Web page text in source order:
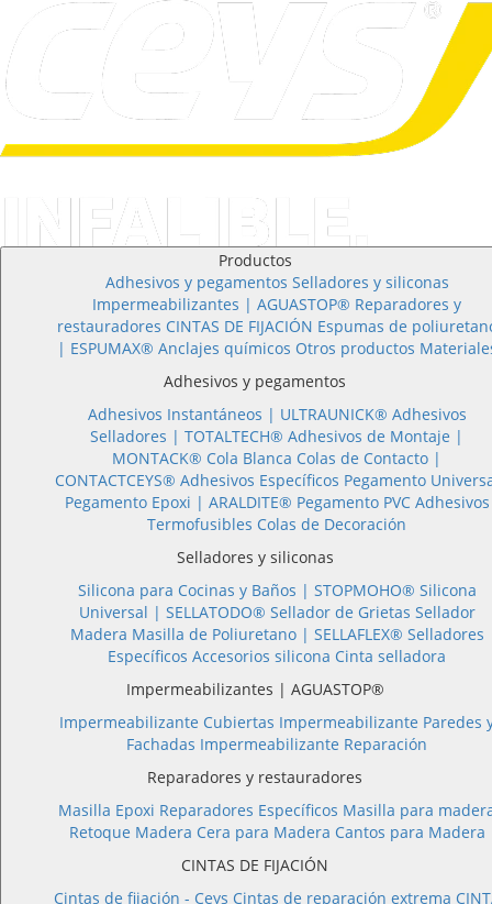
Productos
Adhesivos y pegamentos Selladores y siliconas
Impermeabilizantes | AGUASTOP® Reparadores y
restauradores CINTAS DE FIJACIÓN Espumas de
| ESPUMAX® Anclajes químicos Otros productos
Adhesivos y pegamentos
Adhesivos Instantáneos | ULTRAUNICK® Adhesivos
Selladores | TOTALTECH®
Adhesivos de Montaje |
MONTACK® Cola Blanca
Colas de Contacto |
CONTACTCEYS® Adhesivos Específicos Pegamento
Pegamento Epoxi | ARALDITE® Pegamento PVC Adhesivos
Termofusibles Colas de Decoración
Selladores y siliconas
Silicona para Cocinas y Baños | STOPMOHO® Silicona
Universal | SELLATODO® Sellador de Grietas Sellador
Madera
Masilla de Poliuretano | SELLAFLEX® Selladores
Específicos Accesorios silicona Cinta selladora
Impermeabilizantes | AGUASTOP®
Impermeabilizante Cubiertas Impermeabilizante Paredes
Fachadas Impermeabilizante Reparación
Reparadores y restauradores
Masilla Epoxi Reparadores Específicos Masilla para
Retoque Madera Cera para Madera Cantos para Madera
CINTAS DE FIJACIÓN
Cintas de fijación - Ceys Cintas de reparación extrema